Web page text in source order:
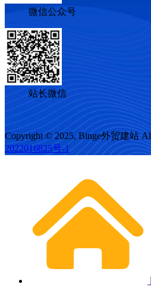
微信公众号
站长微信
Copyright © 2025, Binge外贸建站
2022016825号-1